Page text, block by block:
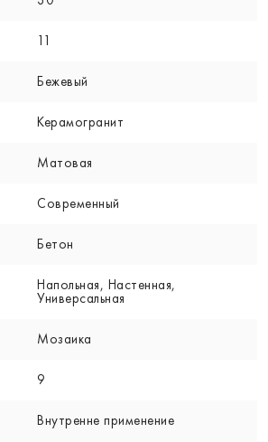
11
Бежевый
Керамогранит
Матовая
Современный
Бетон
Напольная, Настенная,
Универсальная
Мозаика
9
Внутренне применение